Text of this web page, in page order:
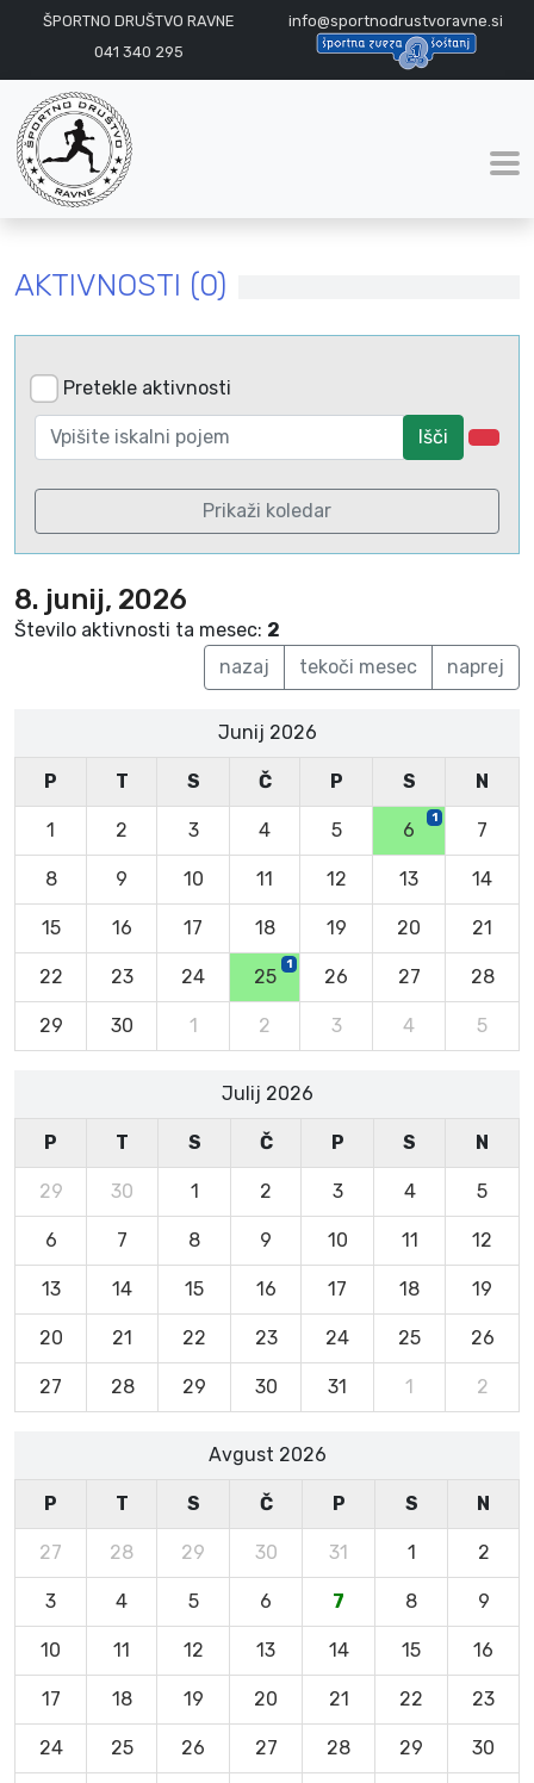
ŠPORTNO DRUŠTVO RAVNE
info@sportnodrustvoravne.si
041 340 295
AKTIVNOSTI (0)
Pretekle aktivnosti
Išči
Prikaži koledar
8. junij, 2026
Število aktivnosti ta mesec: 2
nazaj
tekoči mesec naprej
Junij 2026
P T S Č P S N
1 2 3 4 5 6
1
7
8 9 10 11 12 13 14
15 16 17 18 19 20 21
22 23 24 25
1
26 27 28
29 30 1 2 3 4 5
Julij 2026
P T S Č P S N
29 30 1 2 3 4 5
6 7 8 9 10 11 12
13 14 15 16 17 18 19
20 21 22 23 24 25 26
27 28 29 30 31 1 2
Avgust 2026
P T S Č P S N
27 28 29 30 31 1 2
3 4 5 6 7 8 9
10 11 12 13 14 15 16
17 18 19 20 21 22 23
24 25 26 27 28 29 30